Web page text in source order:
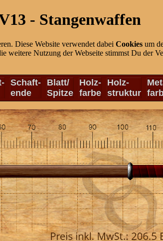
- Stangenwaffen
Diese Website verwendet dabei Cookies um
weitere Nutzung der Webseite stimmst Du der
Schaft-
ende
Blatt/
Spitze
Holz-
farbe
Holz-
struktur